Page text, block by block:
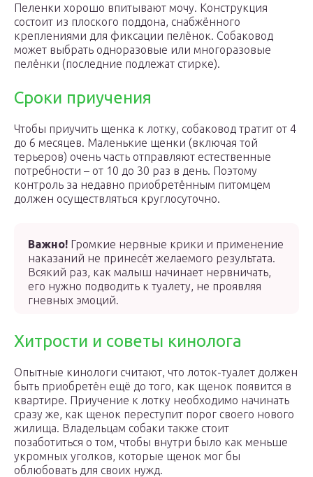
Пеленки хорошо впитывают мочу. Конструкция
состоит из плоского поддона, снабжённого
креплениями для фиксации пелёнок. Собаковод
может выбрать одноразовые или многоразовые
пелёнки (последние подлежат стирке).
Сроки приучения
Чтобы приучить щенка к лотку, собаковод тратит от 4
до 6 месяцев. Маленькие щенки (включая той
терьеров) очень часть отправляют естественные
потребности – от 10 до 30 раз в день. Поэтому
контроль за недавно приобретённым питомцем
должен осуществляться круглосуточно.
Важно! Громкие нервные крики и применение
наказаний не принесёт желаемого результата.
Всякий раз, как малыш начинает нервничать,
его нужно подводить к туалету, не проявляя
гневных эмоций.
Хитрости и советы кинолога
Опытные кинологи считают, что лоток-туалет должен
быть приобретён ещё до того, как щенок появится в
квартире. Приучение к лотку необходимо начинать
сразу же, как щенок переступит порог своего нового
жилища. Владельцам собаки также стоит
позаботиться о том, чтобы внутри было как меньше
укромных уголков, которые щенок мог бы
облюбовать для своих нужд.